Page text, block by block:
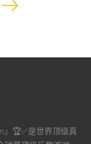
』🏆✅是世界顶级真